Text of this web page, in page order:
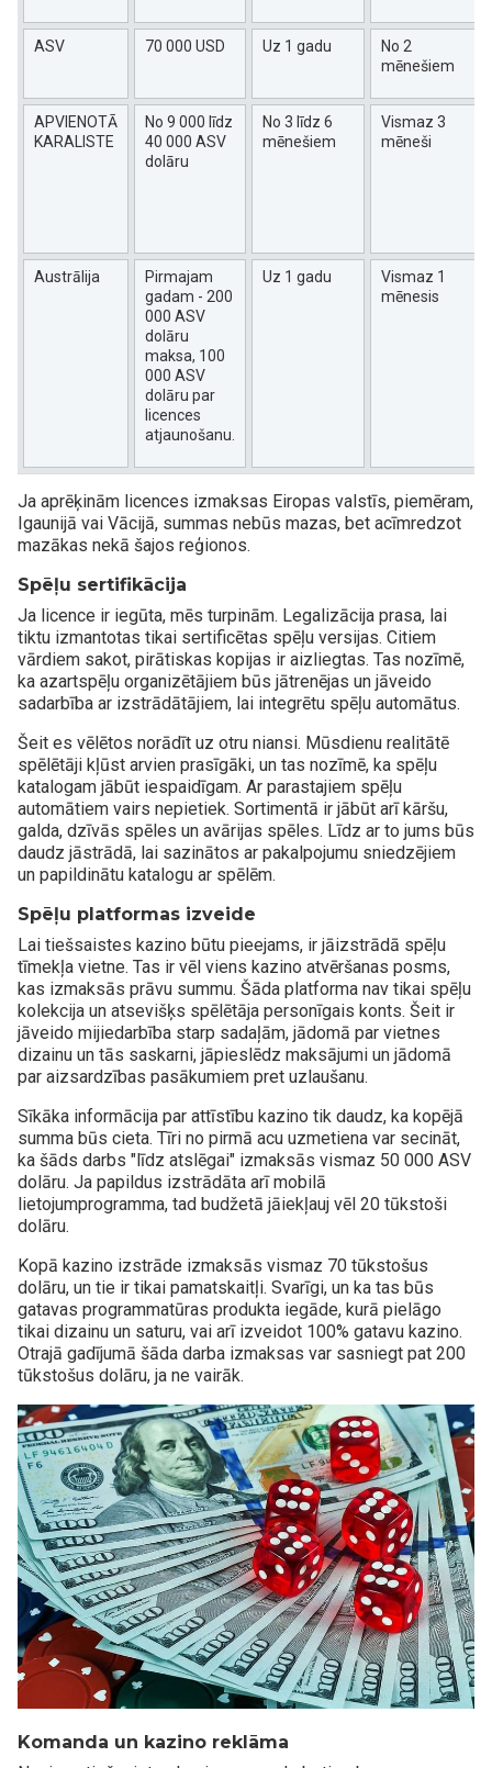
ASV 70 000 USD Uz 1 gadu
No 2
mēnešiem
APVIENOTĀ
KARALISTE
No 9 000 līdz
40 000 ASV
dolāru
No 3 līdz 6
mēnešiem
Vismaz 3
mēneši
Austrālija
Pirmajam
gadam - 200
000 ASV
dolāru
maksa, 100
000 ASV
dolāru par
licences
atjaunošanu.
Uz 1 gadu
Vismaz 1
mēnesis
Ja aprēķinām licences izmaksas Eiropas valstīs, piemēram,
Igaunijā vai Vācijā, summas nebūs mazas, bet acīmredzot
mazākas nekā šajos reģionos.
Spēļu sertifikācija
Ja licence ir iegūta, mēs turpinām. Legalizācija prasa, lai
tiktu izmantotas tikai sertificētas spēļu versijas. Citiem
vārdiem sakot, pirātiskas kopijas ir aizliegtas. Tas nozīmē,
ka azartspēļu organizētājiem būs jātrenējas un jāveido
sadarbība ar izstrādātājiem, lai integrētu spēļu automātus.
Šeit es vēlētos norādīt uz otru niansi. Mūsdienu realitātē
spēlētāji kļūst arvien prasīgāki, un tas nozīmē, ka spēļu
katalogam jābūt iespaidīgam. Ar parastajiem spēļu
automātiem vairs nepietiek. Sortimentā ir jābūt arī kāršu,
galda, dzīvās spēles un avārijas spēles. Līdz ar to jums būs
daudz jāstrādā, lai sazinātos ar pakalpojumu sniedzējiem
un papildinātu katalogu ar spēlēm.
Spēļu platformas izveide
Lai tiešsaistes kazino būtu pieejams, ir jāizstrādā spēļu
tīmekļa vietne. Tas ir vēl viens kazino atvēršanas posms,
kas izmaksās prāvu summu. Šāda platforma nav tikai spēļu
kolekcija un atsevišķs spēlētāja personīgais konts. Šeit ir
jāveido mijiedarbība starp sadaļām, jādomā par vietnes
dizainu un tās saskarni, jāpieslēdz maksājumi un jādomā
par aizsardzības pasākumiem pret uzlaušanu.
Sīkāka informācija par attīstību kazino tik daudz, ka kopējā
summa būs cieta. Tīri no pirmā acu uzmetiena var secināt,
ka šāds darbs "līdz atslēgai" izmaksās vismaz 50 000 ASV
dolāru. Ja papildus izstrādāta arī mobilā
lietojumprogramma, tad budžetā jāiekļauj vēl 20 tūkstoši
dolāru.
Kopā kazino izstrāde izmaksās vismaz 70 tūkstošus
dolāru, un tie ir tikai pamatskaitļi. Svarīgi, un ka tas būs
gatavas programmatūras produkta iegāde, kurā pielāgo
tikai dizainu un saturu, vai arī izveidot 100% gatavu kazino.
Otrajā gadījumā šāda darba izmaksas var sasniegt pat 200
tūkstošus dolāru, ja ne vairāk.
Komanda un kazino reklāma